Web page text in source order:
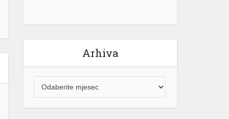
Arhiva